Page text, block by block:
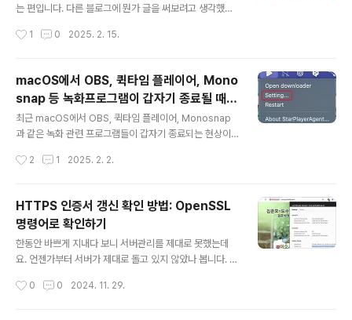
자동으로 base 환경을 활성화할지 여부를 설정하는 옵션
ase)가 붙..
는 편입니다. 다른 블로그에 뭔가 글을 써보려고 생각했는
약 설정하지 않았다면 그 설정을 먼저 해야겠다는 생각이
주 중요한 문제가 아닙니다. 나중에 해도 되는 문제입니다.
이성적으로 생각해 보면 우선은 무언가 생산적인 걸 먼저
하는 것이 좋습니다. 단축키를 설정하는 것이 엄청나게 효
율성을 높이는 것이라면 다른 문제이겠지만, 단축키가 없
더라도 글쓰기 버튼을 누르는 것은 그리 어려운 일이 아닙
써 보고 있습니다. 글을 쓰면서 제 생각을 정리하다 보면 무
1 0 2025. 2. 15.
macOS에서 OBS, 퀵타임 플레이어, Mono
snap 등 녹화프로그램이 갑자기 종료될 때
해결 방법
최근 macOS에서 OBS, 퀵타임 플레이어, Monosnap
과 같은 녹화 관련 프로그램들이 갑자기 종료되는 현상이
는 앱이 실행되고 있는 것을 발견했습니다. 이 앱은 시원스
영상 녹화와 관련된 프로그램들의 실행을 차단하고 있었습
니다.StarPlayerAgent를 삭제한 후, OBS와 QuickTi
me Player, Monosnap이 정상적으로 작동하는 것을 확
인했습니다. StarPlayerAgent 삭제 방법1. 화면 상단의
플레이 버튼 모양 아이콘인 StarPlayerAgent를 클릭합
다. 3. Setting St..
2 1 2025. 2. 2.
HTTPS 인증서 갱신 확인 방법: OpenSSL
명령어로 확인하기
한동안 바쁘게 지내다 보니 서버관리를 제대로 못했는데
요. 언젠가부터 서버가 제대로 돌고 있지 않았나 봅니다. s
지들은 다시 동작하기 시작했지만 인증서 갱신도 멈춰있었
0 0 2024. 11. 29.